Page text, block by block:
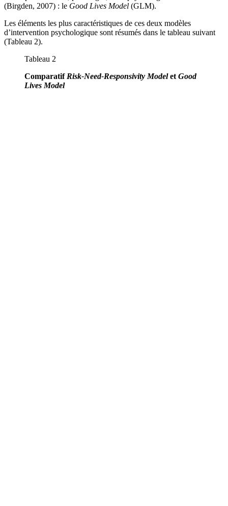
(Birgden, 2007) : le Good Lives Model (GLM).
Les éléments les plus caractéristiques de ces deux modèles
d’intervention psychologique sont résumés dans le tableau suivant
(Tableau 2).
Tableau 2
Comparatif Risk-Need-Responsivity Modelet Good
Lives Model